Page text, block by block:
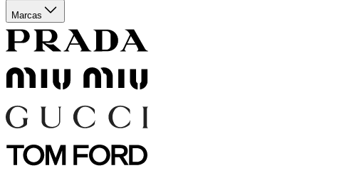
Marcas